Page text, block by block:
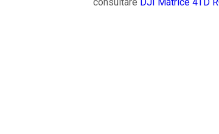
consultare DJI Matrice 4TD